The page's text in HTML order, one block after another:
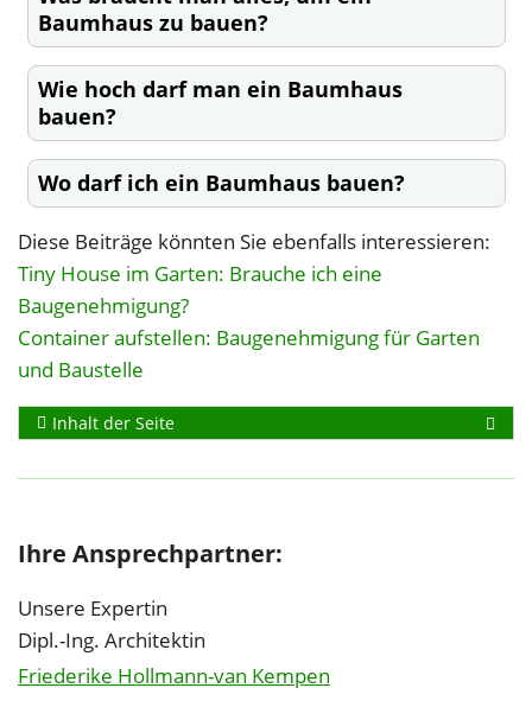
Baumhaus zu bauen?
Wie hoch darf man ein Baumhaus
bauen?
Wo darf ich ein Baumhaus bauen?
Diese Beiträge könnten Sie ebenfalls interessieren:
Tiny House im Garten: Brauche ich eine
Baugenehmigung?
Container aufstellen: Baugenehmigung für Garten
und Baustelle
Inhalt der Seite
Ihre Ansprechpartner:
Unsere Expertin
Dipl.-Ing. Architektin
Friederike Hollmann-van Kempen